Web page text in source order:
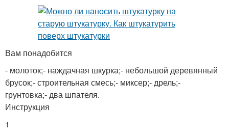
Вам понадобится
- молоток;- наждачная шкурка;- небольшой деревянный
брусок;- строительная смесь;- миксер;- дрель;-
грунтовка;- два шпателя.
Инструкция
1